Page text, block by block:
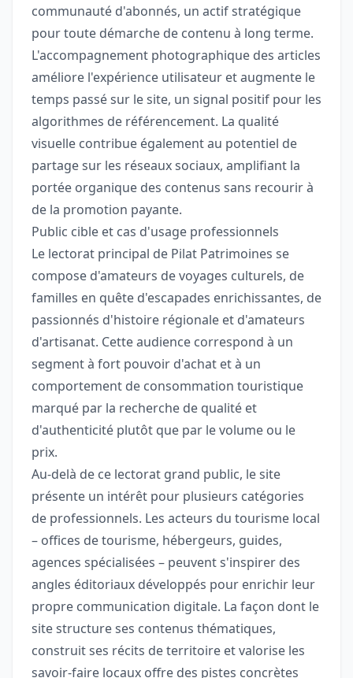
communauté d'abonnés, un actif stratégique
pour toute démarche de contenu à long terme.
L'accompagnement photographique des articles
améliore l'expérience utilisateur et augmente le
temps passé sur le site, un signal positif pour les
algorithmes de référencement. La qualité
visuelle contribue également au potentiel de
partage sur les réseaux sociaux, amplifiant la
portée organique des contenus sans recourir à
de la promotion payante.
Public cible et cas d'usage professionnels
Le lectorat principal de Pilat Patrimoines se
compose d'amateurs de voyages culturels, de
familles en quête d'escapades enrichissantes, de
passionnés d'histoire régionale et d'amateurs
d'artisanat. Cette audience correspond à un
segment à fort pouvoir d'achat et à un
comportement de consommation touristique
marqué par la recherche de qualité et
d'authenticité plutôt que par le volume ou le
prix.
Au-delà de ce lectorat grand public, le site
présente un intérêt pour plusieurs catégories
de professionnels. Les acteurs du tourisme local
– offices de tourisme, hébergeurs, guides,
agences spécialisées – peuvent s'inspirer des
angles éditoriaux développés pour enrichir leur
propre communication digitale. La façon dont le
site structure ses contenus thématiques,
construit ses récits de territoire et valorise les
savoir-faire locaux offre des pistes concrètes